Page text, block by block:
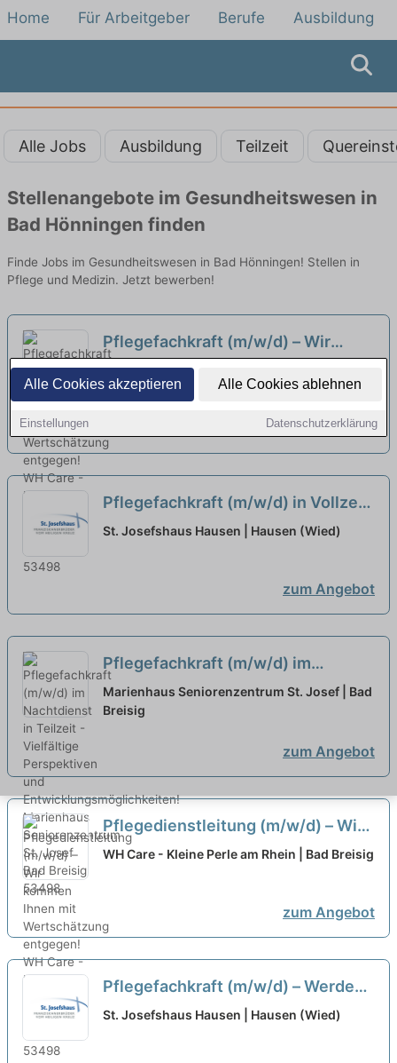
Alle Cookies akzeptieren Alle Cookies ablehnen
Einstellungen Datenschutzerklärung
Home Für Arbeitgeber Berufe Ausbildung
Alle Jobs Ausbildung Teilzeit
Stellenangebote im Gesundheitswesen in
Bad Hönningen finden
Finde Jobs im Gesundheitswesen in Bad Hönningen! Stellen in
Pflege und Medizin. Jetzt bewerben!
Pflegefachkraft (m/w/d) – Wir
kommen Ihnen mit Wertschätzung
entgegen!
WH Care - Kleine Perle am Rhein | Bad Breisig
zum Angebot
Pflegefachkraft (m/w/d) in Vollzeit
– Werden Sie Teil unseres Teams!
St. Josefshaus Hausen | Hausen (Wied)
zum Angebot
Pflegefachkraft (m/w/d) im
Nachtdienst in Teilzeit - Vielfältige
Perspektiven und
Marienhaus Seniorenzentrum St. Josef | Bad
Breisig
zum Angebot
Pflegedienstleitung (m/w/d) – Wir
kommen Ihnen mit Wertschätzung
WH Care - Kleine Perle am Rhein | Bad Breisig
zum Angebot
Pflegefachkraft (m/w/d) – Werden
Sie Teil unseres Teams! neu
St. Josefshaus Hausen | Hausen (Wied)